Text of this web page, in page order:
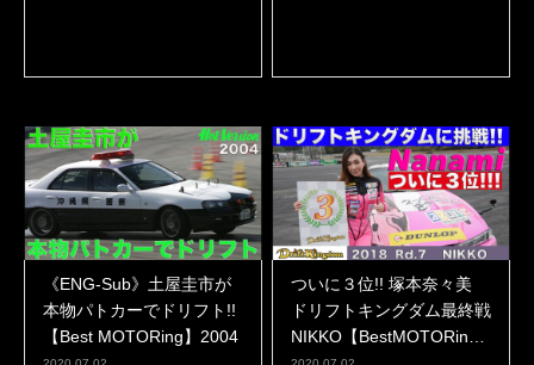
《ENG-Sub》土屋圭市が
本物パトカーでドリフト!!
【Best MOTORing】2004
ついに３位!! 塚本奈々美
ドリフトキングダム最終戦
NIKKO【BestMOTORing】